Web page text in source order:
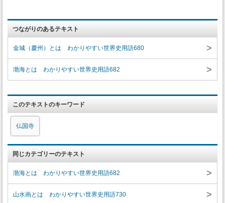
つながりのあるテキスト
金城（慶州）とは わかりやすい世界史用語680 >
渤海とは わかりやすい世界史用語682 >
このテキストのキーワード
仏国寺
同じカテゴリーのテキスト
渤海とは わかりやすい世界史用語682 >
山水画とは わかりやすい世界史用語730 >